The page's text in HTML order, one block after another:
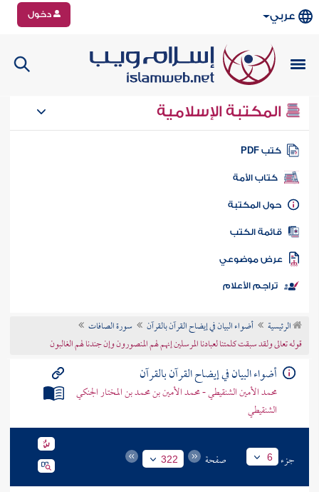
عربي دخول
المكتبة الإسلامية
كتب PDF
كتاب الأمة
المكتبة
الكتب
موضوعي
تراجم الأعلام
الرئيسية أضواء البيان في إيضاح القرآن بالقرآن
سورة الصافات
قوله تعالى ولقد سبقت كلمتنا لعبادنا المرسلين إنهم لهم المنصورون وإن جندنا لهم الغالبون
أضواء البيان في إيضاح القرآن بالقرآن
محمد الأمين الشنقيطي - محمد الأمين بن محمد بن المختار الجنكي
الشنقيطي
جزء 6 صفحة 322